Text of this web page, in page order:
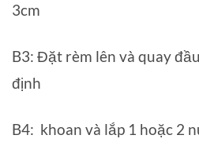
3cm
B3: Đặt rèm lên và quay
định
B4: khoan và lắp 1 hoặc 2